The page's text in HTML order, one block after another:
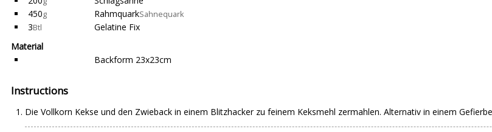
450g RahmquarkSahnequark
3Btl
Gelatine Fix
Material
Backform 23x23cm
Instructions
Die Vollkorn Kekse und den Zwieback in einem Blitzhacker zu feinem Keksmehl zermahlen. Alternativ in einem